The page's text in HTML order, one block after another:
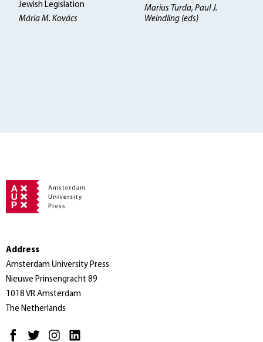
Jewish Legislation
Mária M. Kovács
Marius Turda, Paul J.
Weindling (eds)
Address
Amsterdam University Press
Nieuwe Prinsengracht 89
1018 VR Amsterdam
The Netherlands